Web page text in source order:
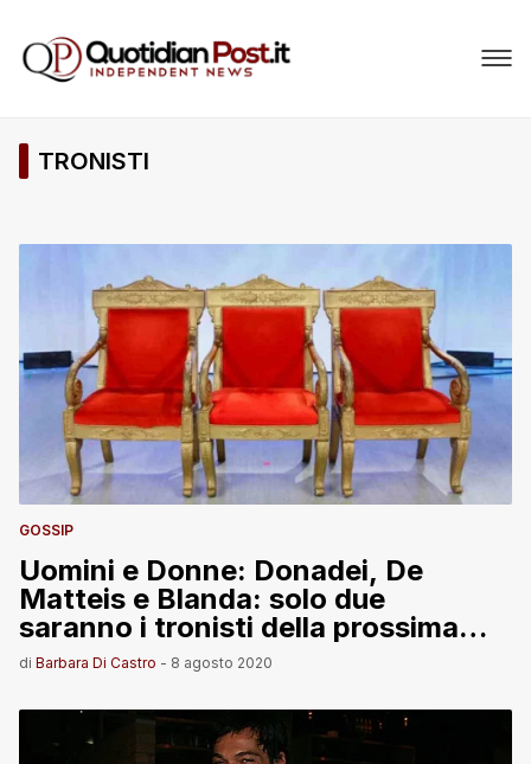
TRONISTI
GOSSIP
Uomini e Donne: Donadei, De
Matteis e Blanda: solo due
saranno i tronisti della prossima
stagione
di Barbara Di Castro - 8 agosto 2020